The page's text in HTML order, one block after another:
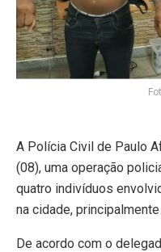
A Polícia Civil de Paulo
(08), uma operação
quatro indivíduos
na cidade,
De acordo com o